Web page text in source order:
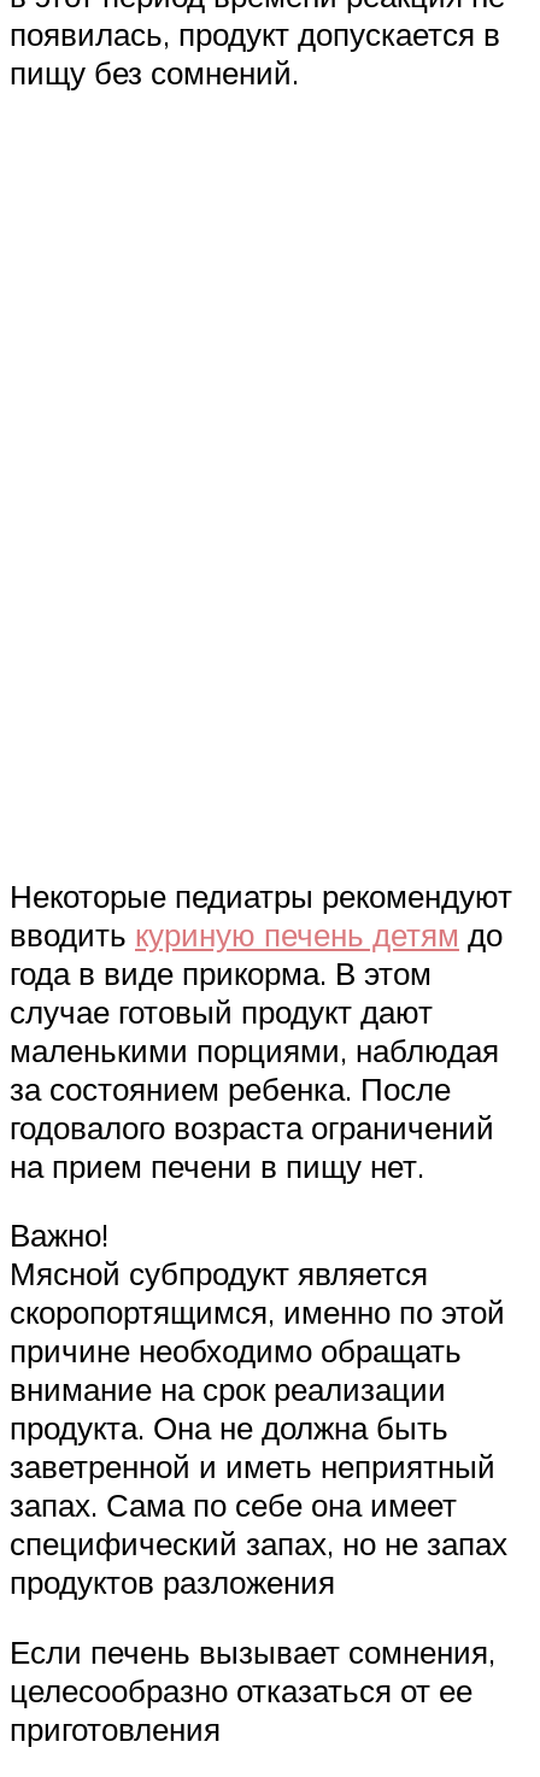
появилась, продукт допускается в
пищу без сомнений.
Некоторые педиатры рекомендуют
вводить куриную печень детям до
года в виде прикорма. В этом
случае готовый продукт дают
маленькими порциями, наблюдая
за состоянием ребенка. После
годовалого возраста ограничений
на прием печени в пищу нет.
Важно!
Мясной субпродукт является
скоропортящимся, именно по этой
причине необходимо обращать
внимание на срок реализации
продукта. Она не должна быть
заветренной и иметь неприятный
запах. Сама по себе она имеет
специфический запах, но не запах
продуктов разложения
Если печень вызывает сомнения,
целесообразно отказаться от ее
приготовления